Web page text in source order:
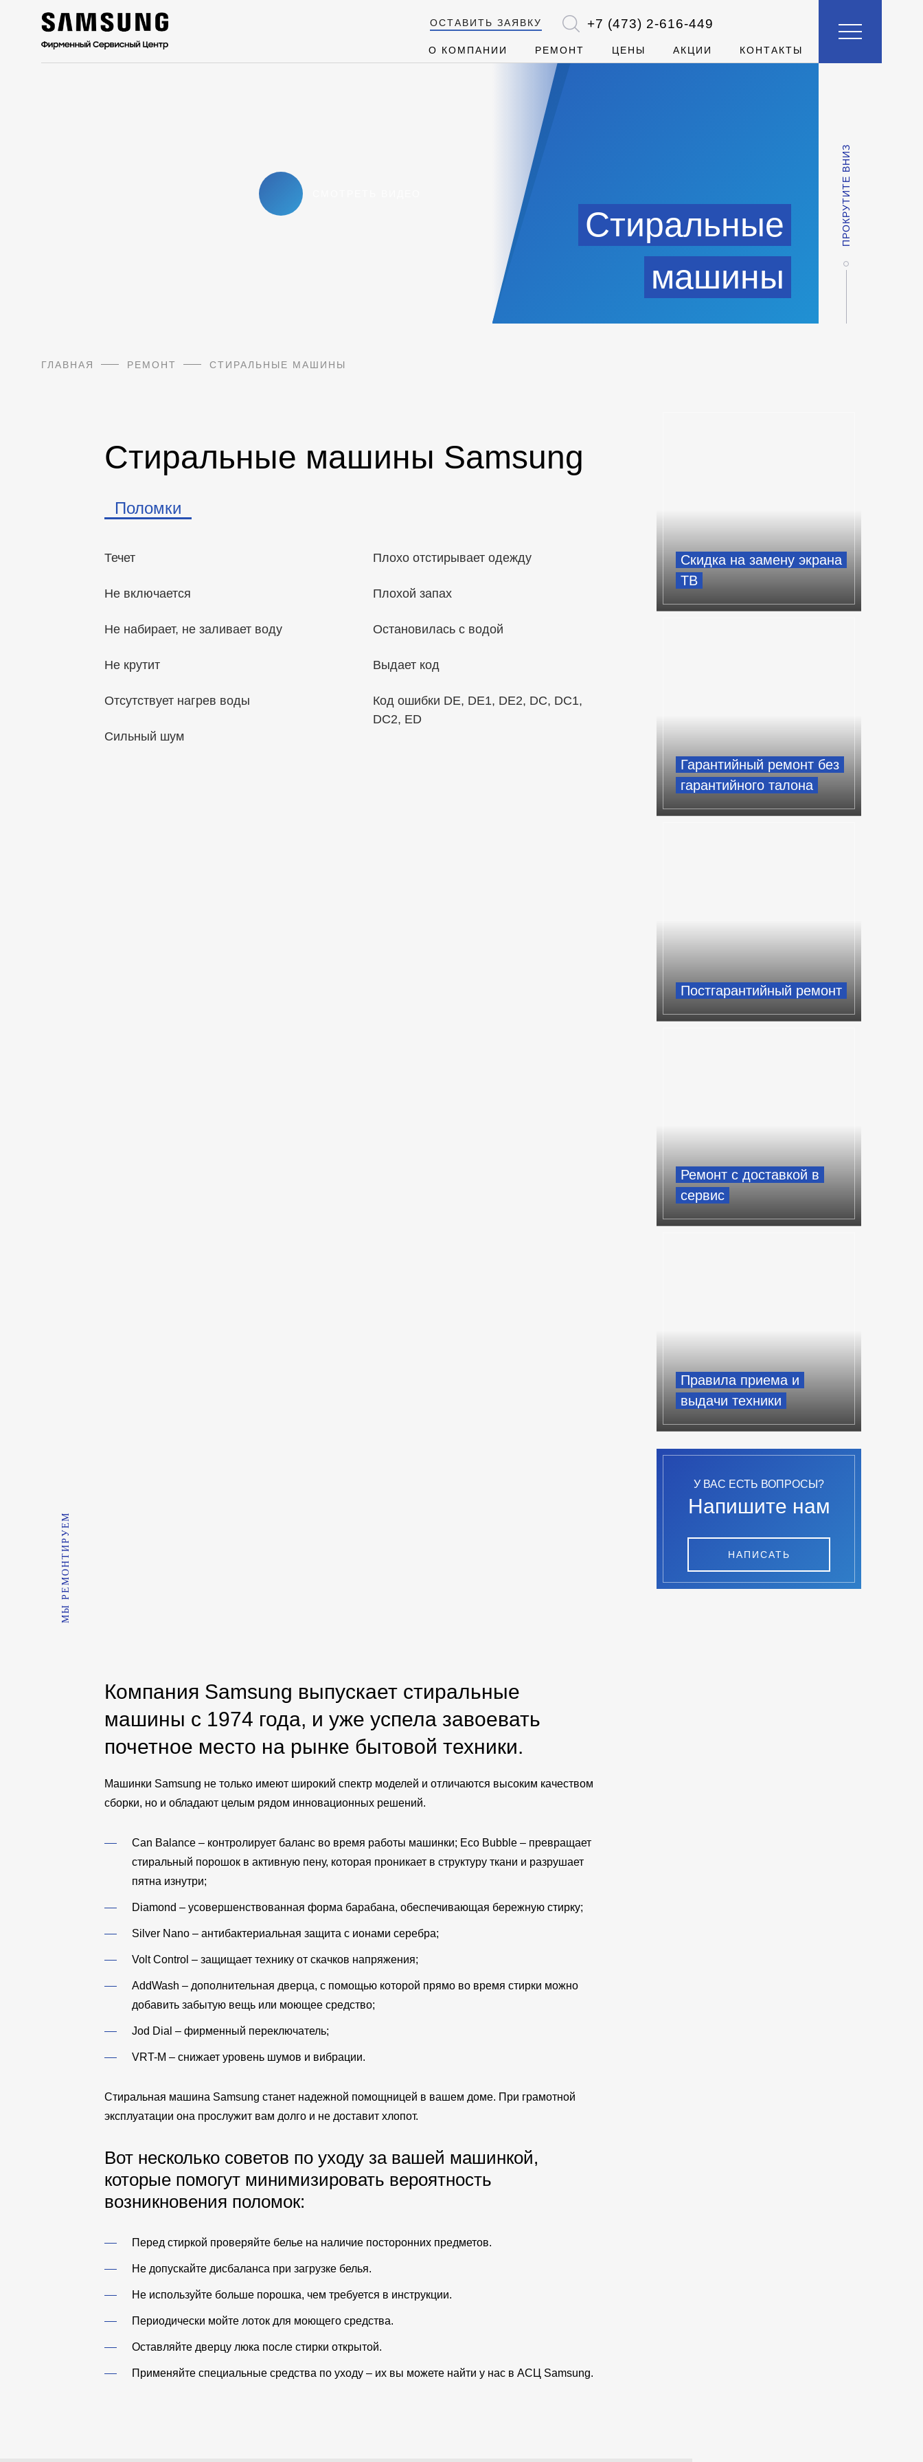
ОСТАВИТЬ ЗАЯВКУ +7 (473) 2-616-449
О КОМПАНИИ РЕМОНТ ЦЕНЫ АКЦИИ КОНТАКТЫ
Стиральные
машины
ПРОКРУТИТЕ ВНИЗ
ГЛАВНАЯ РЕМОНТ СТИРАЛЬНЫЕ МАШИНЫ
МЫ РЕМОНТИРУЕМ
Стиральные машины Samsung
Поломки
Течет
Не включается
Не набирает, не заливает воду
Не крутит
Отсутствует нагрев воды
Сильный шум
Плохо отстирывает одежду
Плохой запах
Остановилась с водой
Выдает код
Код ошибки DE, DE1, DE2, DС, DC1,
DC2, ED
Скидка на замену экрана
ТВ
Гарантийный ремонт без
гарантийного талона
Постгарантийный ремонт
Ремонт с доставкой в
сервис
Правила приема и
выдачи техники
У ВАС ЕСТЬ ВОПРОСЫ?
Напишите нам
НАПИСАТЬ
Компания Samsung выпускает стиральные
машины с 1974 года, и уже успела завоевать
почетное место на рынке бытовой техники.
Машинки Samsung не только имеют широкий спектр моделей и отличаются высоким качеством
сборки, но и обладают целым рядом инновационных решений.
Can Balance – контролирует баланс во время работы машинки; Eco Bubble – превращает
стиральный порошок в активную пену, которая проникает в структуру ткани и разрушает
пятна изнутри;
Diamond – усовершенствованная форма барабана, обеспечивающая бережную стирку;
Silver Nano – антибактериальная защита с ионами серебра;
Volt Control – защищает технику от скачков напряжения;
AddWash – дополнительная дверца, с помощью которой прямо во время стирки можно
добавить забытую вещь или моющее средство;
Jod Dial – фирменный переключатель;
VRT-M – снижает уровень шумов и вибрации.
Стиральная машина Samsung станет надежной помощницей в вашем доме. При грамотной
эксплуатации она прослужит вам долго и не доставит хлопот.
Вот несколько советов по уходу за вашей машинкой,
которые помогут минимизировать вероятность
возникновения поломок:
Перед стиркой проверяйте белье на наличие посторонних предметов.
Не допускайте дисбаланса при загрузке белья.
Не используйте больше порошка, чем требуется в инструкции.
Периодически мойте лоток для моющего средства.
Оставляйте дверцу люка после стирки открытой.
Применяйте специальные средства по уходу – их вы можете найти у нас в АСЦ Samsung.